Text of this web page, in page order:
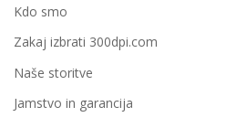
Kdo smo
Zakaj izbrati 300dpi.com
Naše storitve
Jamstvo in garancija